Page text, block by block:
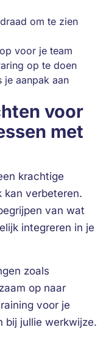
om te zien
voor je team
op te doen
je aanpak aan
voor
met
krachtige
kan verbeteren.
van wat
integreren in je
zoals
op naar
voor je
bij jullie werkwijze.